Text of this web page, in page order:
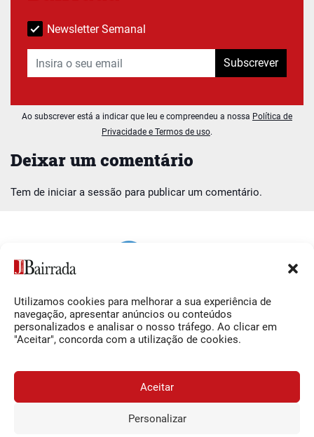
Utilizamos cookies para melhorar a sua experiência de
navegação, apresentar anúncios ou conteúdos
personalizados e analisar o nosso tráfego. Ao clicar em
"Aceitar", concorda com a utilização de cookies.
Aceitar
Personalizar
Deixar um comentário
Tem de iniciar a sessão para publicar um comentário.
Newsletter Semanal
Subscrever
Ao subscrever está a indicar que leu e compreendeu a nossa Política de
Privacidade e Termos de uso.
Siga-nos
Facebook
O Jornal da Bairrada
Contactos
Termos e Condições